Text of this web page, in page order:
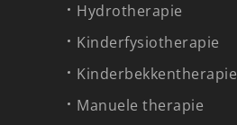
Hydrotherapie
Kinderfysiotherapie
Kinderbekkentherapie
Manuele therapie